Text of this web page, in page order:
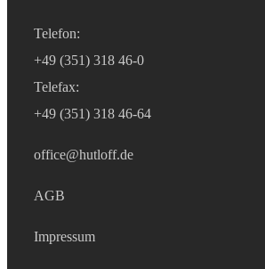
Telefon:
+49 (351) 318 46-0
Telefax:
+49 (351) 318 46-64
office@hutloff.de
AGB
Impressum